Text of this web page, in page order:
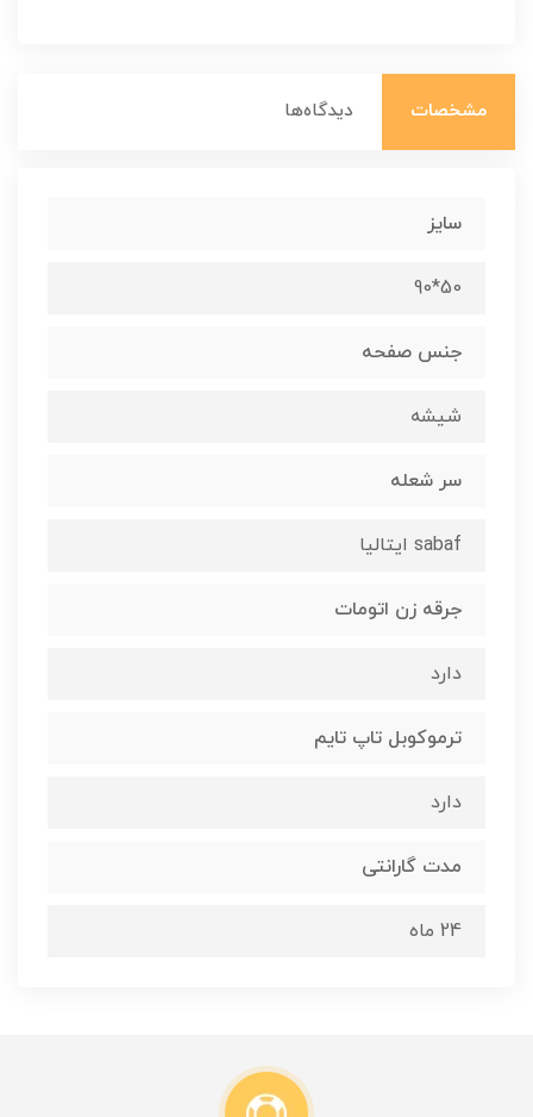
مشخصات دیدگاه‌ها
سایز
50*90
جنس صفحه
شیشه
سر شعله
sabaf ایتالیا
جرقه زن اتومات
دارد
ترموکوبل تاپ تایم
دارد
مدت گارانتی
24 ماه